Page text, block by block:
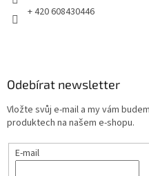
+ 420 608430446
Odebírat newsletter
Vložte svůj e-mail a my vám
produktech na našem e-shopu.
E-mail